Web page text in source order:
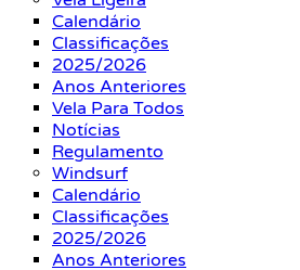
Calendário
Classificações
2025/2026
Anos Anteriores
Vela Para Todos
Notícias
Regulamento
Windsurf
Calendário
Classificações
2025/2026
Anos Anteriores